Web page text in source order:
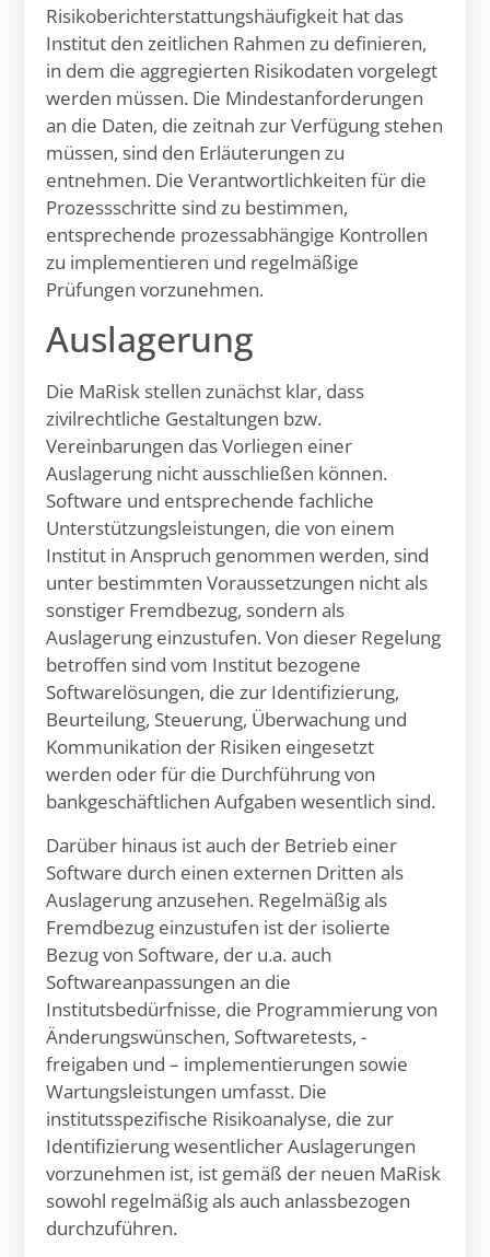
Risikoberichterstattungshäufigkeit hat das
Institut den zeitlichen Rahmen zu definieren,
in dem die aggregierten Risikodaten vorgelegt
werden müssen. Die Mindestanforderungen
an die Daten, die zeitnah zur Verfügung stehen
müssen, sind den Erläuterungen zu
entnehmen. Die Verantwortlichkeiten für die
Prozessschritte sind zu bestimmen,
entsprechende prozessabhängige Kontrollen
zu implementieren und regelmäßige
Prüfungen vorzunehmen.
Auslagerung
Die MaRisk stellen zunächst klar, dass
zivilrechtliche Gestaltungen bzw.
Vereinbarungen das Vorliegen einer
Auslagerung nicht ausschließen können.
Software und entsprechende fachliche
Unterstützungsleistungen, die von einem
Institut in Anspruch genommen werden, sind
unter bestimmten Voraussetzungen nicht als
sonstiger Fremdbezug, sondern als
Auslagerung einzustufen. Von dieser Regelung
betroffen sind vom Institut bezogene
Softwarelösungen, die zur Identifizierung,
Beurteilung, Steuerung, Überwachung und
Kommunikation der Risiken eingesetzt
werden oder für die Durchführung von
bankgeschäftlichen Aufgaben wesentlich sind.
Darüber hinaus ist auch der Betrieb einer
Software durch einen externen Dritten als
Auslagerung anzusehen. Regelmäßig als
Fremdbezug einzustufen ist der isolierte
Bezug von Software, der u.a. auch
Softwareanpassungen an die
Institutsbedürfnisse, die Programmierung von
Änderungswünschen, Softwaretests, -
freigaben und – implementierungen sowie
Wartungsleistungen umfasst. Die
institutsspezifische Risikoanalyse, die zur
Identifizierung wesentlicher Auslagerungen
vorzunehmen ist, ist gemäß der neuen MaRisk
sowohl regelmäßig als auch anlassbezogen
durchzuführen.